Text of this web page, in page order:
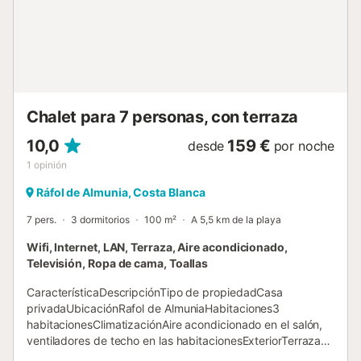
Chalet para 7 personas, con terraza
10,0
1 opinión
desde 159 € por noche
Ráfol de Almunia, Costa Blanca
7 pers. 3 dormitorios 100 m² A 5,5 km de la playa
Wifi, Internet, LAN, Terraza, Aire acondicionado,
Televisión, Ropa de cama, Toallas
CaracterísticaDescripciónTipo de propiedadCasa
privadaUbicaciónRafol de AlmuniaHabitaciones3
habitacionesClimatizaciónAire acondicionado en el salón,
ventiladores de techo en las habitacionesExteriorTerraza